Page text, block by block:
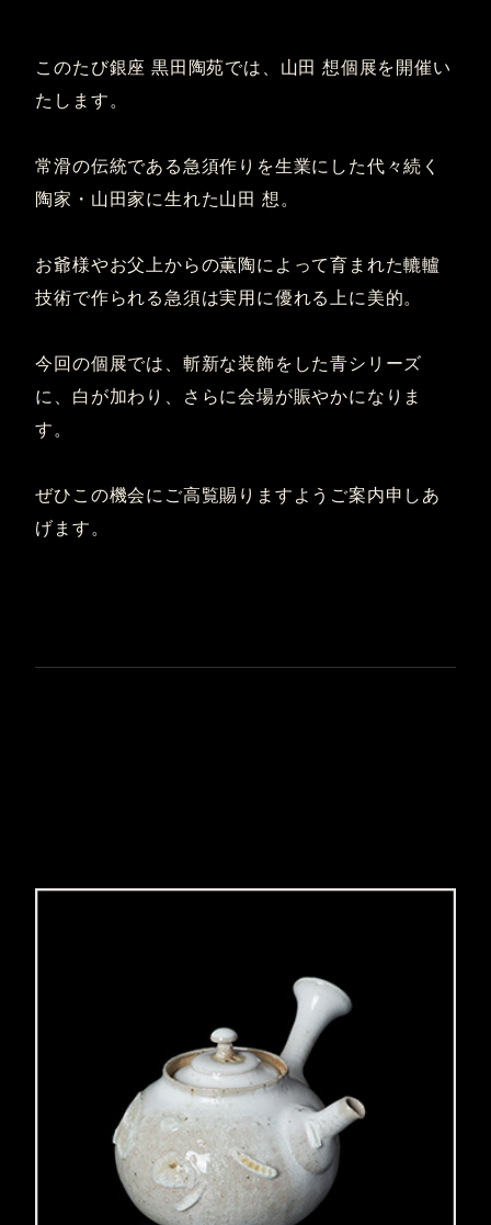
このたび銀座 黒田陶苑では、山田 想個展を開催い
たします。
常滑の伝統である急須作りを生業にした代々続く
陶家・山田家に生れた山田 想。
お爺様やお父上からの薫陶によって育まれた轆轤
技術で作られる急須は実用に優れる上に美的。
今回の個展では、斬新な装飾をした青シリーズ
に、白が加わり、さらに会場が賑やかになりま
す。
ぜひこの機会にご高覧賜りますようご案内申しあ
げます。